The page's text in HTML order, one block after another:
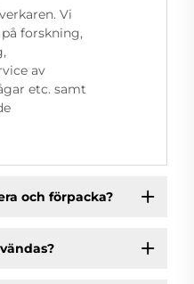
Vi
forskning,
av
etc. samt
och förpacka?